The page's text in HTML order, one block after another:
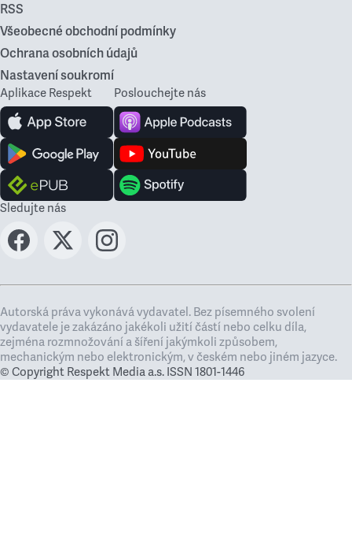
RSS
Všeobecné obchodní podmínky
Ochrana osobních údajů
Nastavení soukromí
Aplikace Respekt Poslouchejte nás
Sledujte nás
Autorská práva vykonává vydavatel. Bez písemného svolení
vydavatele je zakázáno jakékoli užití částí nebo celku díla,
zejména rozmnožování a šíření jakýmkoli způsobem,
mechanickým nebo elektronickým, v českém nebo jiném jazyce.
© Copyright Respekt Media a.s. ISSN 1801-1446